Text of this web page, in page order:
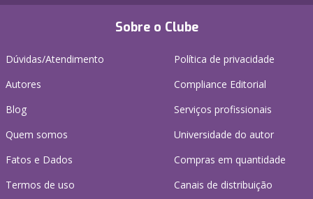
Sobre o Clube
Dúvidas/Atendimento
Autores
Blog
Quem somos
Fatos e Dados
Termos de uso
Política de privacidade
Compliance Editorial
Serviços profissionais
Universidade do autor
Compras em quantidade
Canais de distribuição